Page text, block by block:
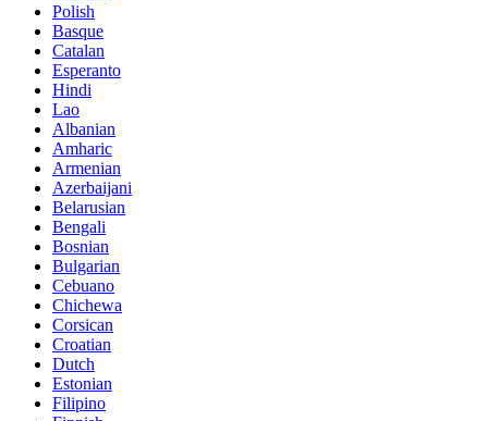
Polish
Basque
Catalan
Esperanto
Hindi
Lao
Albanian
Amharic
Armenian
Azerbaijani
Belarusian
Bengali
Bosnian
Bulgarian
Cebuano
Chichewa
Corsican
Croatian
Dutch
Estonian
Filipino